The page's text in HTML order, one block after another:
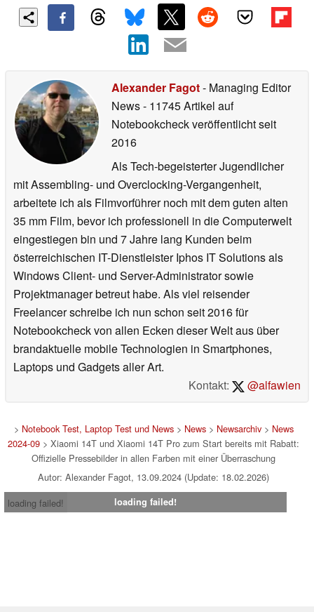
Alexander Fagot- Managing Editor
News- 11745 Artikel auf
Notebookcheck veröffentlichtseit
2016
Als Tech-begeisterter Jugendlicher
mit Assembling- und Overclocking-Vergangenheit,
arbeitete ich als Filmvorführer noch mit dem guten alten
35 mm Film, bevor ich professionell in die Computerwelt
eingestiegen bin und 7 Jahre lang Kunden beim
österreichischen IT-Dienstleister Iphos IT Solutions als
Windows Client- und Server-Administrator sowie
Projektmanager betreut habe. Als viel reisender
Freelancer schreibe ich nun schon seit 2016 für
Notebookcheck von allen Ecken dieser Welt aus über
brandaktuelle mobile Technologien in Smartphones,
Laptops und Gadgets aller Art.
Kontakt:
@alfawien
> Notebook Test, Laptop Test und News> News> Newsarchiv> News
2024-09 > Xiaomi 14T und Xiaomi 14T Pro zum Start bereits mit Rabatt:
Offizielle Pressebilder in allen Farben mit einer Überraschung
Autor: Alexander Fagot, 13.09.2024 (Update: 18.02.2026)
loading failed!
loading failed!